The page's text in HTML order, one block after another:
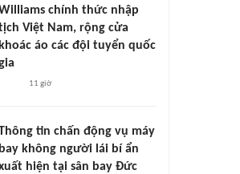
chính thức nhập
Việt Nam, rộng cửa
khoác áo các đội tuyển quốc
11 giờ
tin chấn động vụ máy
bay không người lái bí ẩn
hiện tại sân bay Đức